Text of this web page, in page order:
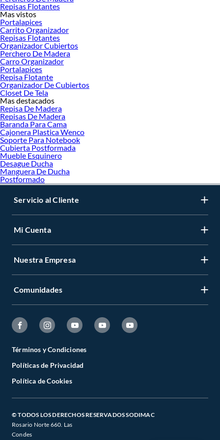
Repisas Flotantes
Mas vistos
Portalapices
Carrito Organizador
Repisas Flotantes
Organizador Cubiertos
Perchero De Madera
Carro Organizador
Portalapices
Repisa Flotante
Organizador De Cubiertos
Closet De Tela
Mas destacados
Repisa De Madera
Repisas De Madera
Baranda Para Cama
Cajonera Plastica Wenco
Soporte Para Notebook
Cubierta Postformada
Mueble Esquinero
Desague Ducha
Manguera De Ducha
Postformado
Servicio al Cliente
Mi Cuenta
Nuestra Empresa
Comunidades
Términos y Condiciones
Políticas de Privacidad
Política de Cookies
© TODOS LOS DERECHOS RESERVADOS SODIMAC
Rosario Norte 660. Las
Condes